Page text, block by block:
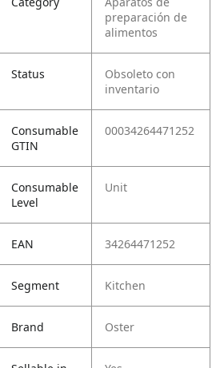
preparación de
alimentos
Status
Obsoleto con
inventario
Consumable
GTIN
00034264471252
Consumable
Level
Unit
EAN 34264471252
Segment Kitchen
Brand Oster